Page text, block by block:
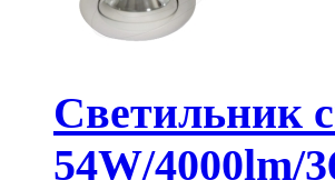
Светильник
54W/4000lm/